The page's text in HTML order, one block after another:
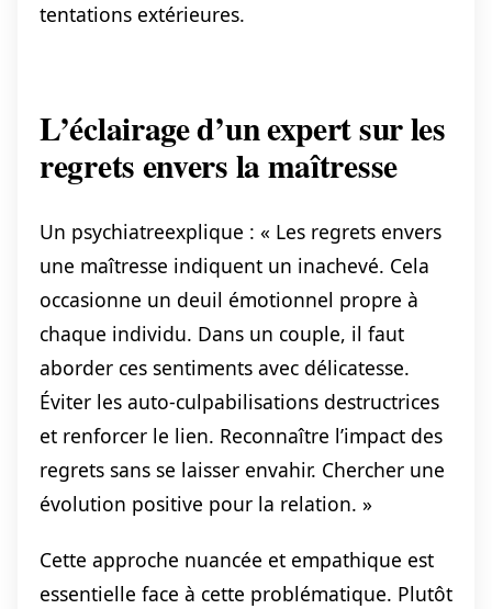
tentations extérieures.
L’éclairage d’un expert sur les
regrets envers la maîtresse
Un psychiatreexplique : « Les regrets envers
une maîtresse indiquent un inachevé. Cela
occasionne un deuil émotionnel propre à
chaque individu. Dans un couple, il faut
aborder ces sentiments avec délicatesse.
Éviter les auto-culpabilisations destructrices
et renforcer le lien. Reconnaître l’impact des
regrets sans se laisser envahir. Chercher une
évolution positive pour la relation. »
Cette approche nuancée et empathique est
essentielle face à cette problématique. Plutôt